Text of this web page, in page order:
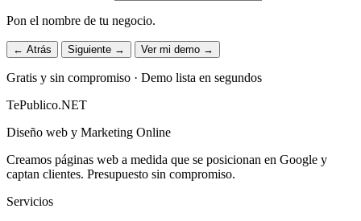
Pon el nombre de tu negocio.
← Atrás Siguiente → Ver mi demo →
Gratis y sin compromiso · Demo lista en segundos
TePublico.NET
Diseño web y Marketing Online
Creamos páginas web a medida que se posicionan en Google y
captan clientes. Presupuesto sin compromiso.
Servicios